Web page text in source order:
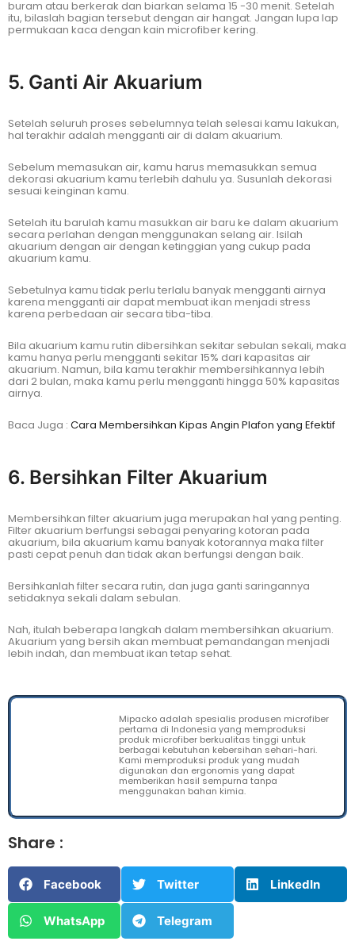
buram atau berkerak dan biarkan selama 15 -30 menit. Setelah
itu, bilaslah bagian tersebut dengan air hangat. Jangan lupa lap
permukaan kaca dengan kain microfiber kering.
5. Ganti Air Akuarium
Setelah seluruh proses sebelumnya telah selesai kamu lakukan,
hal terakhir adalah mengganti air di dalam akuarium.
Sebelum memasukan air, kamu harus memasukkan semua
dekorasi akuarium kamu terlebih dahulu ya. Susunlah dekorasi
sesuai keinginan kamu.
Setelah itu barulah kamu masukkan air baru ke dalam akuarium
secara perlahan dengan menggunakan selang air. Isilah
akuarium dengan air dengan ketinggian yang cukup pada
akuarium kamu.
Sebetulnya kamu tidak perlu terlalu banyak mengganti airnya
karena mengganti air dapat membuat ikan menjadi stress
karena perbedaan air secara tiba-tiba.
Bila akuarium kamu rutin dibersihkan sekitar sebulan sekali, maka
kamu hanya perlu mengganti sekitar 15% dari kapasitas air
akuarium. Namun, bila kamu terakhir membersihkannya lebih
dari 2 bulan, maka kamu perlu mengganti hingga 50% kapasitas
airnya.
Baca Juga : Cara Membersihkan Kipas Angin Plafon yang Efektif
6. Bersihkan Filter Akuarium
Membersihkan filter akuarium juga merupakan hal yang penting.
Filter akuarium berfungsi sebagai penyaring kotoran pada
akuarium, bila akuarium kamu banyak kotorannya maka filter
pasti cepat penuh dan tidak akan berfungsi dengan baik.
Bersihkanlah filter secara rutin, dan juga ganti saringannya
setidaknya sekali dalam sebulan.
Nah, itulah beberapa langkah dalam membersihkan akuarium.
Akuarium yang bersih akan membuat pemandangan menjadi
lebih indah, dan membuat ikan tetap sehat.
Mipacko adalah spesialis produsen microfiber
pertama di Indonesia yang memproduksi
produk microfiber berkualitas tinggi untuk
berbagai kebutuhan kebersihan sehari-hari.
Kami memproduksi produk yang mudah
digunakan dan ergonomis yang dapat
memberikan hasil sempurna tanpa
menggunakan bahan kimia.
Share :
Facebook Twitter LinkedIn
WhatsApp Telegram